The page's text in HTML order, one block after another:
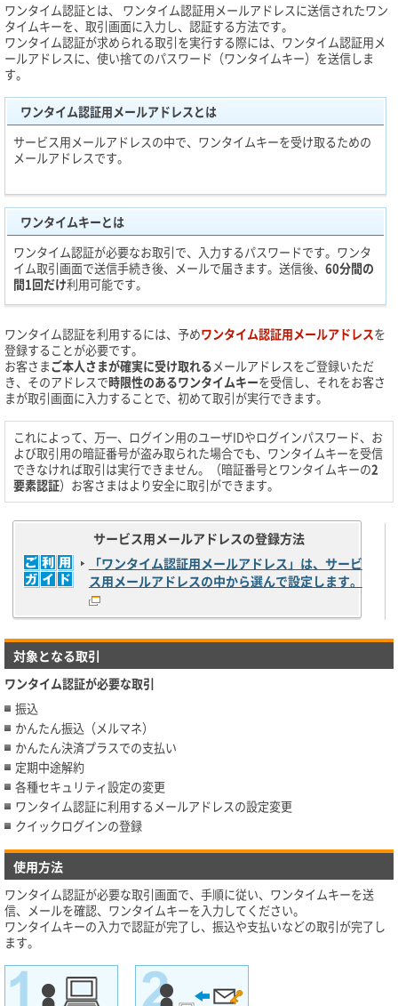
ワンタイム認証とは、 ワンタイム認証用メールアドレスに送信されたワン
タイムキーを、取引画面に入力し、認証する方法です。
ワンタイム認証が求められる取引を実行する際には、ワンタイム認証用メ
ールアドレスに、使い捨てのパスワード（ワンタイムキー）を送信しま
す。
ワンタイム認証用メールアドレスとは
サービス用メールアドレスの中で、ワンタイムキーを受け取るための
メールアドレスです。
ワンタイムキーとは
ワンタイム認証が必要なお取引で、入力するパスワードです。ワンタ
イム取引画面で送信手続き後、メールで届きます。送信後、 60分間の
間1回だけ利用可能です。
ワンタイム認証を利用するには、予めワンタイム認証用メールアドレスを
登録することが必要です。
お客さまご本人さまが確実に受け取れるメールアドレスをご登録いただ
き、そのアドレスで時限性のあるワンタイムキーを受信し、それをお客さ
まが取引画面に入力することで、初めて取引が実行できます。
これによって、万一、ログイン用のユーザIDやログインパスワード、お
よび取引用の暗証番号が盗み取られた場合でも、ワンタイムキーを受信
できなければ取引は実行できません。（暗証番号とワンタイムキーの2
要素認証）お客さまはより安全に取引ができます。
サービス用メールアドレスの登録方法
「ワンタイム認証用メールアドレス」は、サービ
ス用メールアドレスの中から選んで設定します。
対象となる取引
ワンタイム認証が必要な取引
振込
かんたん振込（メルマネ）
かんたん決済プラスでの支払い
定期中途解約
各種セキュリティ設定の変更
ワンタイム認証に利用するメールアドレスの設定変更
クイックログインの登録
使用方法
ワンタイム認証が必要な取引画面で、手順に従い、ワンタイムキーを送
信、メールを確認、ワンタイムキーを入力してください。
ワンタイムキーの入力で認証が完了し、振込や支払いなどの取引が完了し
ます。